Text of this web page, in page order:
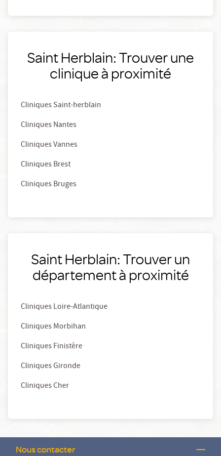
Saint Herblain: Trouver une
clinique à proximité
Cliniques Saint-herblain
Cliniques Nantes
Cliniques Vannes
Cliniques Brest
Cliniques Bruges
Saint Herblain: Trouver un
département à proximité
Cliniques Loire-Atlantique
Cliniques Morbihan
Cliniques Finistère
Cliniques Gironde
Cliniques Cher
Nous contacter